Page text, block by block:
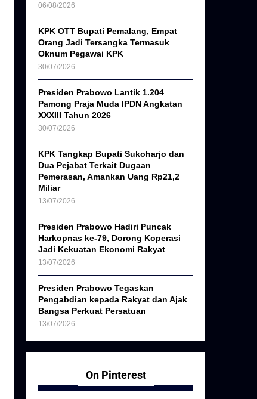
06/08/2026
KPK OTT Bupati Pemalang, Empat
Orang Jadi Tersangka Termasuk
Oknum Pegawai KPK
30/07/2026
Presiden Prabowo Lantik 1.204
Pamong Praja Muda IPDN Angkatan
XXXIII Tahun 2026
30/07/2026
KPK Tangkap Bupati Sukoharjo dan
Dua Pejabat Terkait Dugaan
Pemerasan, Amankan Uang Rp21,2
Miliar
13/07/2026
Presiden Prabowo Hadiri Puncak
Harkopnas ke-79, Dorong Koperasi
Jadi Kekuatan Ekonomi Rakyat
13/07/2026
Presiden Prabowo Tegaskan
Pengabdian kepada Rakyat dan Ajak
Bangsa Perkuat Persatuan
13/07/2026
On Pinterest